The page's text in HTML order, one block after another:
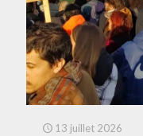
13 juillet 2026